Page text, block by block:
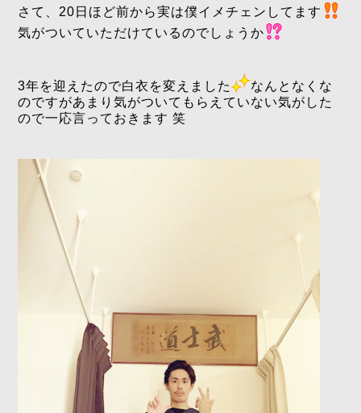
さて、20日ほど前から実は僕イメチェンしてます
気がついていただけているのでしょうか
3年を迎えたので白衣を変えました
なんとなくな
のですがあまり気がついてもらえていない気がした
ので一応言っておきます 笑